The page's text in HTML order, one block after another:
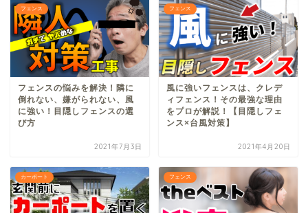
フェンス
フェンスの悩みを解決！隣に
倒れない、嫌がられない、風
に強い！目隠しフェンスの選
び方
2021年7月3日
フェンス
風に強いフェンスは、クレデ
ィフェンス！その最強な理由
をプロが解説！【目隠しフェ
ンス×台風対策】
2021年4月20日
カーポート フェンス